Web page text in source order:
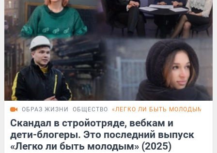
ОБРАЗ ЖИЗНИ ОБЩЕСТВО «ЛЕГКО ЛИ БЫТЬ МОЛОДЫМ»
Скандал в стройотряде, вебкам и
дети-блогеры. Это последний выпуск
«Легко ли быть молодым» (2025)